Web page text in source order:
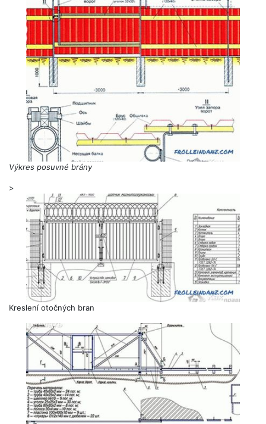
Výkres posuvné brány
>
Kreslení otočných bran